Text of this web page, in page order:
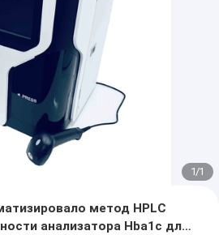
1/1
метод HPLC
анализатора Hba1c для